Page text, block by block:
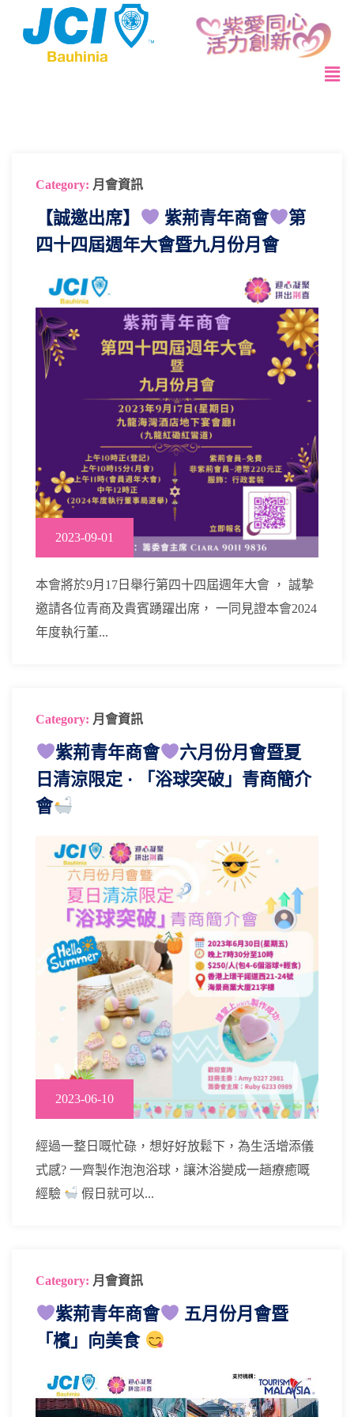
Category: 月會資訊
【誠邀出席】 紫荊青年商會
第
四十四屆週年大會暨九月份月會
2023-09-01
本會將於9月17日舉行第四十四屆週年大會 ， 誠摯
邀請各位青商及貴賓踴躍出席， 一同見證本會2024
年度執行董...
Category: 月會資訊
紫荊青年商會
六月份月會暨夏
日清涼限定 · 「浴球突破」青商簡介
會
2023-06-10
經過一整日嘅忙碌，想好好放鬆下，為生活增添儀
式感? 一齊製作泡泡浴球，讓沐浴變成一趟療癒嘅
經驗
假日就可以...
Category: 月會資訊
紫荊青年商會
五月份月會暨
「檳」向美食